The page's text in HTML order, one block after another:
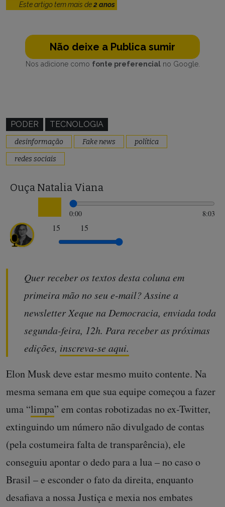
Este artigo tem mais de2 anos
Não deixe a Publica sumir
Nos adicione como fonte preferencialno Google.
PODER TECNOLOGIA
desinformação Fake news
política
redes sociais
Ouça Natalia Viana
0:00 8:03
15 15
Quer receber os textos desta coluna em
primeira mão no seu e-mail? Assine a
newsletter Xeque na Democracia, enviada toda
segunda-feira, 12h. Para receber as próximas
edições, inscreva-se aqui.
Elon Musk deve estar mesmo muito contente. Na
mesma semana em que sua equipe começou a fazer
uma “limpa” em contas robotizadas no ex-Twitter,
extinguindo um número não divulgado de contas
(pela costumeira falta de transparência), ele
conseguiu apontar o dedo para a lua – no caso o
Brasil – e esconder o fato da direita, enquanto
desafiava a nossa Justiça e mexia nos embates